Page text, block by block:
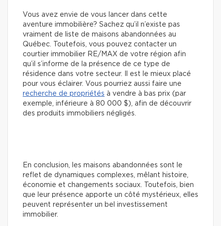
Vous avez envie de vous lancer dans cette
aventure immobilière? Sachez qu’il n’existe pas
vraiment de liste de maisons abandonnées au
Québec. Toutefois, vous pouvez contacter un
courtier immobilier RE/MAX de votre région afin
qu’il s’informe de la présence de ce type de
résidence dans votre secteur. Il est le mieux placé
pour vous éclairer. Vous pourriez aussi faire une
recherche de propriétés à vendre à bas prix (par
exemple, inférieure à 80 000 $), afin de découvrir
des produits immobiliers négligés.
En conclusion, les maisons abandonnées sont le
reflet de dynamiques complexes, mêlant histoire,
économie et changements sociaux. Toutefois, bien
que leur présence apporte un côté mystérieux, elles
peuvent représenter un bel investissement
immobilier.